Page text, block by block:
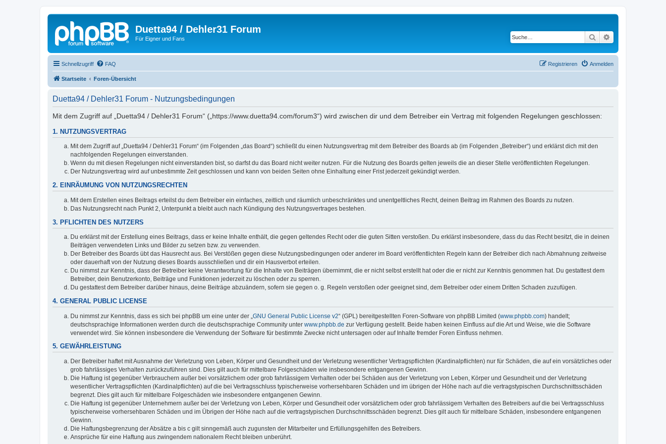
Duetta94 / Dehler31 Forum
Für Eigner und Fans Suche
Schnellzugriff FAQ Anmelden
Registrieren
Startseite Foren-Übersicht
Duetta94 / Dehler31 Forum - Nutzungsbedingungen
Mit dem Zugriff auf „Duetta94 / Dehler31 Forum“ („https://www.duetta94.com/forum3“) wird zwischen dir und dem Betreiber ein Vertrag mit folgenden Regelungen geschlossen:
1. NUTZUNGSVERTRAG
Mit dem Zugriff auf „Duetta94 / Dehler31 Forum“ (im Folgenden „das Board“) schließt du einen Nutzungsvertrag mit dem Betreiber des Boards ab (im Folgenden „Betreiber“) und erklärst dich mit den
nachfolgenden Regelungen einverstanden.
Wenn du mit diesen Regelungen nicht einverstanden bist, so darfst du das Board nicht weiter nutzen. Für die Nutzung des Boards gelten jeweils die an dieser Stelle veröffentlichten Regelungen.
Der Nutzungsvertrag wird auf unbestimmte Zeit geschlossen und kann von beiden Seiten ohne Einhaltung einer Frist jederzeit gekündigt werden.
2. EINRÄUMUNG VON NUTZUNGSRECHTEN
Mit dem Erstellen eines Beitrags erteilst du dem Betreiber ein einfaches, zeitlich und räumlich unbeschränktes und unentgeltliches Recht, deinen Beitrag im Rahmen des Boards zu nutzen.
Das Nutzungsrecht nach Punkt 2, Unterpunkt a bleibt auch nach Kündigung des Nutzungsvertrages bestehen.
3. PFLICHTEN DES NUTZERS
Du erklärst mit der Erstellung eines Beitrags, dass er keine Inhalte enthält, die gegen geltendes Recht oder die guten Sitten verstoßen. Du erklärst insbesondere, dass du das Recht besitzt, die in deinen
Beiträgen verwendeten Links und Bilder zu setzen bzw. zu verwenden.
Der Betreiber des Boards übt das Hausrecht aus. Bei Verstößen gegen diese Nutzungsbedingungen oder anderer im Board veröffentlichten Regeln kann der Betreiber dich nach Abmahnung zeitweise
oder dauerhaft von der Nutzung dieses Boards ausschließen und dir ein Hausverbot erteilen.
Du nimmst zur Kenntnis, dass der Betreiber keine Verantwortung für die Inhalte von Beiträgen übernimmt, die er nicht selbst erstellt hat oder die er nicht zur Kenntnis genommen hat. Du gestattest dem
Betreiber, dein Benutzerkonto, Beiträge und Funktionen jederzeit zu löschen oder zu sperren.
Du gestattest dem Betreiber darüber hinaus, deine Beiträge abzuändern, sofern sie gegen o. g. Regeln verstoßen oder geeignet sind, dem Betreiber oder einem Dritten Schaden zuzufügen.
4. GENERAL PUBLIC LICENSE
Du nimmst zur Kenntnis, dass es sich bei phpBB um eine unter der „ GNU General Public License v2“ (GPL) bereitgestellten Foren-Software von phpBB Limited (www.phpbb.com) handelt;
deutschsprachige Informationen werden durch die deutschsprachige Community unter www.phpbb.de zur Verfügung gestellt. Beide haben keinen Einfluss auf die Art und Weise, wie die Software
verwendet wird. Sie können insbesondere die Verwendung der Software für bestimmte Zwecke nicht untersagen oder auf Inhalte fremder Foren Einfluss nehmen.
5. GEWÄHRLEISTUNG
Der Betreiber haftet mit Ausnahme der Verletzung von Leben, Körper und Gesundheit und der Verletzung wesentlicher Vertragspflichten (Kardinalpflichten) nur für Schäden, die auf ein vorsätzliches oder
grob fahrlässiges Verhalten zurückzuführen sind. Dies gilt auch für mittelbare Folgeschäden wie insbesondere entgangenen Gewinn.
Die Haftung ist gegenüber Verbrauchern außer bei vorsätzlichem oder grob fahrlässigem Verhalten oder bei Schäden aus der Verletzung von Leben, Körper und Gesundheit und der Verletzung
wesentlicher Vertragspflichten (Kardinalpflichten) auf die bei Vertragsschluss typischerweise vorhersehbaren Schäden und im übrigen der Höhe nach auf die vertragstypischen Durchschnittsschäden
begrenzt. Dies gilt auch für mittelbare Folgeschäden wie insbesondere entgangenen Gewinn.
Die Haftung ist gegenüber Unternehmern außer bei der Verletzung von Leben, Körper und Gesundheit oder vorsätzlichem oder grob fahrlässigem Verhalten des Betreibers auf die bei Vertragsschluss
typischerweise vorhersehbaren Schäden und im Übrigen der Höhe nach auf die vertragstypischen Durchschnittsschäden begrenzt. Dies gilt auch für mittelbare Schäden, insbesondere entgangenen
Gewinn.
Die Haftungsbegrenzung der Absätze a bis c gilt sinngemäß auch zugunsten der Mitarbeiter und Erfüllungsgehilfen des Betreibers.
Ansprüche für eine Haftung aus zwingendem nationalem Recht bleiben unberührt.